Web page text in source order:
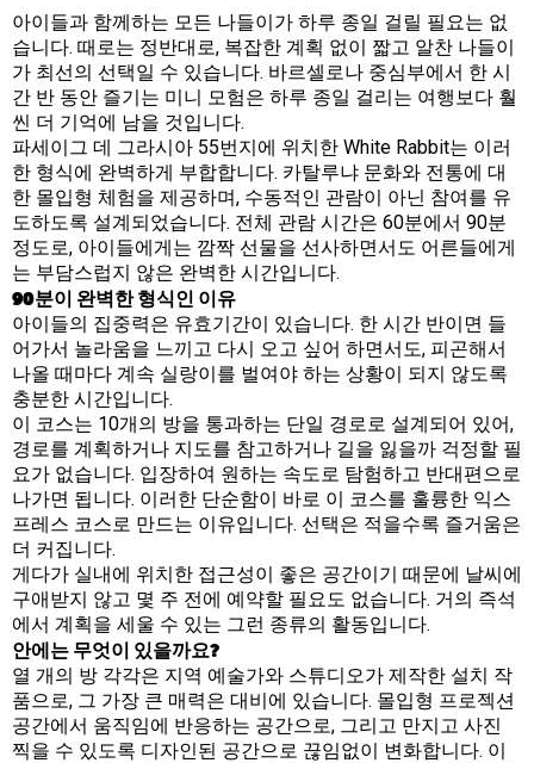
아이들과 함께하는 모든 나들이가 하루 종일 걸릴 필요는 없
습니다. 때로는 정반대로, 복잡한 계획 없이 짧고 알찬 나들이
가 최선의 선택일 수 있습니다. 바르셀로나 중심부에서 한 시
간 반 동안 즐기는 미니 모험은 하루 종일 걸리는 여행보다 훨
씬 더 기억에 남을 것입니다.
파세이그 데 그라시아 55번지에 위치한 White Rabbit는 이러
한 형식에 완벽하게 부합합니다. 카탈루냐 문화와 전통에 대
한 몰입형 체험을 제공하며, 수동적인 관람이 아닌 참여를 유
도하도록 설계되었습니다. 전체 관람 시간은 60분에서 90분
정도로, 아이들에게는 깜짝 선물을 선사하면서도 어른들에게
는 부담스럽지 않은 완벽한 시간입니다.
90분이 완벽한 형식인 이유
아이들의 집중력은 유효기간이 있습니다. 한 시간 반이면 들
어가서 놀라움을 느끼고 다시 오고 싶어 하면서도, 피곤해서
나올 때마다 계속 실랑이를 벌여야 하는 상황이 되지 않도록
충분한 시간입니다.
이 코스는 10개의 방을 통과하는 단일 경로로 설계되어 있어,
경로를 계획하거나 지도를 참고하거나 길을 잃을까 걱정할 필
요가 없습니다. 입장하여 원하는 속도로 탐험하고 반대편으로
나가면 됩니다. 이러한 단순함이 바로 이 코스를 훌륭한 익스
프레스 코스로 만드는 이유입니다. 선택은 적을수록 즐거움은
더 커집니다.
게다가 실내에 위치한 접근성이 좋은 공간이기 때문에 날씨에
구애받지 않고 몇 주 전에 예약할 필요도 없습니다. 거의 즉석
에서 계획을 세울 수 있는 그런 종류의 활동입니다.
안에는 무엇이 있을까요?
열 개의 방 각각은 지역 예술가와 스튜디오가 제작한 설치 작
품으로, 그 가장 큰 매력은 대비에 있습니다. 몰입형 프로젝션
공간에서 움직임에 반응하는 공간으로, 그리고 만지고 사진
찍을 수 있도록 디자인된 공간으로 끊임없이 변화합니다. 이